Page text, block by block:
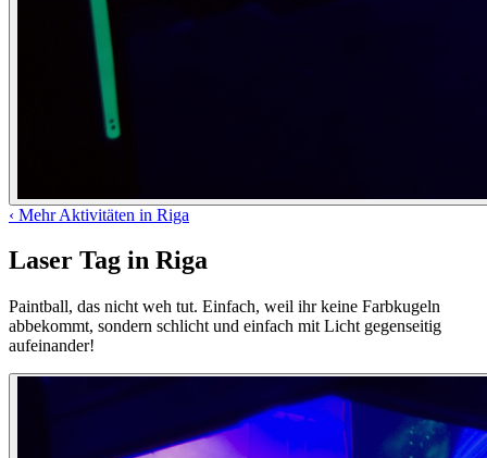
‹ Mehr Aktivitäten in Riga
Laser Tag in Riga
Paintball, das nicht weh tut. Einfach, weil ihr keine Farbkugeln
abbekommt, sondern schlicht und einfach mit Licht gegenseitig
aufeinander!